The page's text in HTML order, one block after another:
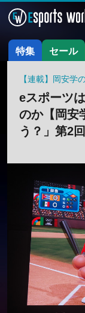
特集 セール
【連載】岡安学
eスポーツ
のか【岡安
う？」第2回